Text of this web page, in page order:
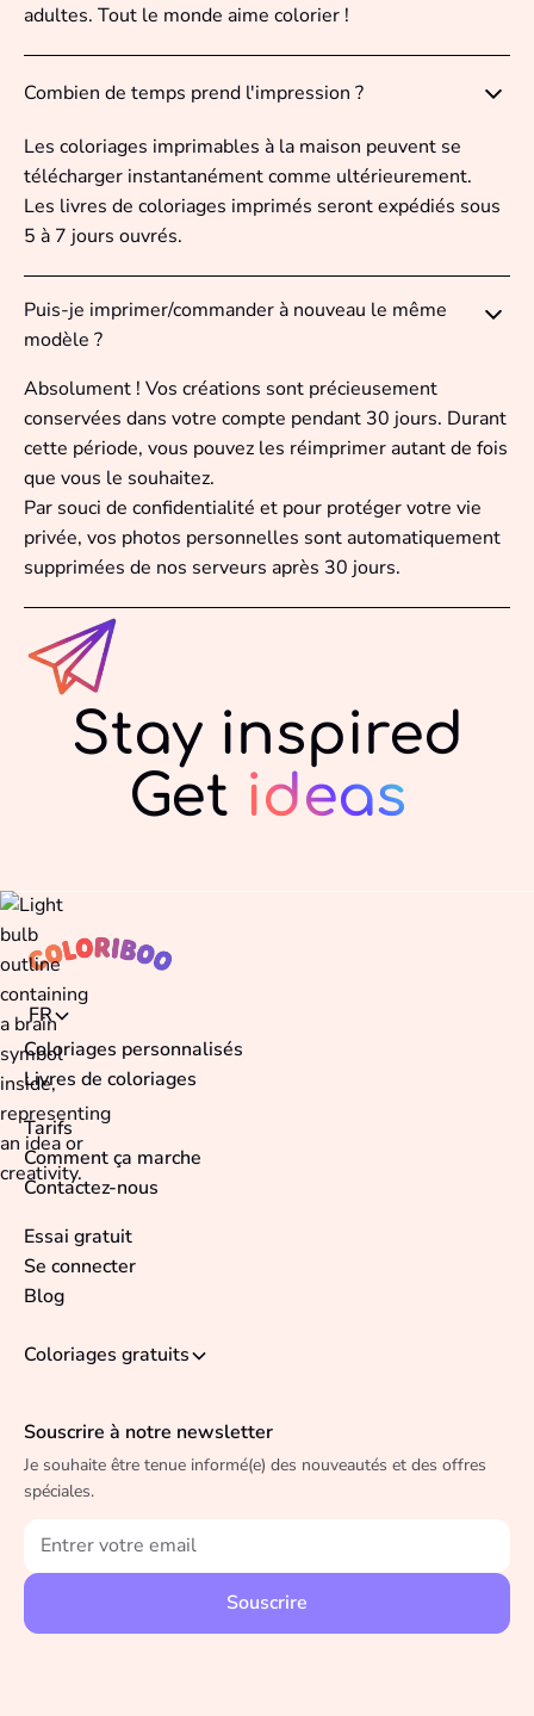
adultes. Tout le monde aime colorier !
Combien de temps prend l'impression ?
Les coloriages imprimables à la maison peuvent se
télécharger instantanément comme ultérieurement.
Les livres de coloriages imprimés seront expédiés sous
5 à 7 jours ouvrés.
Puis-je imprimer/commander à nouveau le même
modèle ?
Absolument ! Vos créations sont précieusement
conservées dans votre compte pendant 30 jours. Durant
cette période, vous pouvez les réimprimer autant de fois
que vous le souhaitez.
Par souci de confidentialité et pour protéger votre vie
privée, vos photos personnelles sont automatiquement
supprimées de nos serveurs après 30 jours.
Stay inspired
Get ideas
FR
Coloriages personnalisés
Livres de coloriages
Tarifs
Comment ça marche
Contactez-nous
Essai gratuit
Se connecter
Blog
Souscrire à notre newsletter
Je souhaite être tenue informé(e) des nouveautés et des offres
spéciales.
Coloriages gratuits